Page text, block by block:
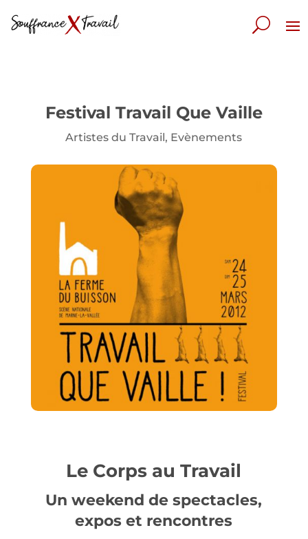
Festival Travail Que Vaille
Artistes du Travail, Evènements
Le Corps au Travail
Un weekend de spectacles,
expos et rencontres